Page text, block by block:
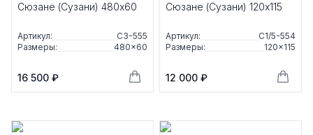
Сюзане (Сузани) 480x60
Артикул:
С3-555
Размеры:
480×60
16 500 ₽
Сюзане (Сузани) 120x115
Артикул:
С1/5-554
Размеры:
120×115
12 000 ₽